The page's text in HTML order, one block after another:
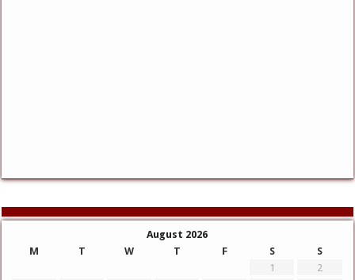
August 2026
M
T W T F S
S
1
2